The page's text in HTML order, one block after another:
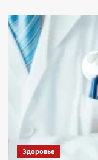
Здоровье